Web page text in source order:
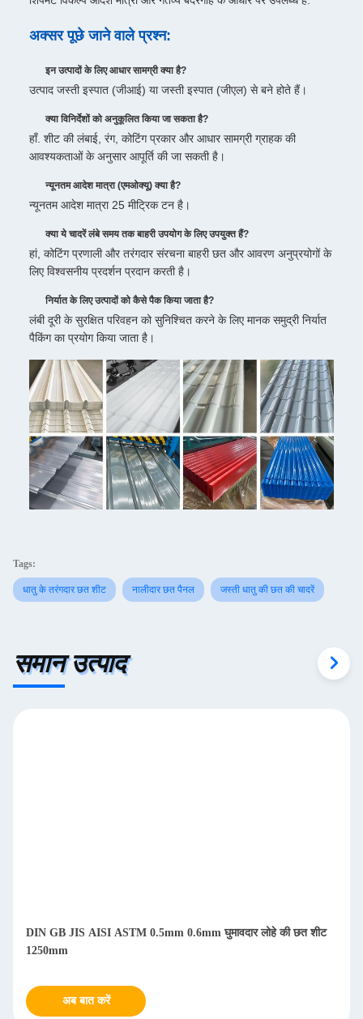
अक्सर पूछे जाने वाले प्रश्न:
इन उत्पादों के लिए आधार सामग्री क्या है?
उत्पाद जस्ती इस्पात (जीआई) या जस्ती इस्पात (जीएल) से बने होते हैं।
क्या विनिर्देशों को अनुकूलित किया जा सकता है?
हाँ. शीट की लंबाई, रंग, कोटिंग प्रकार और आधार सामग्री ग्राहक की
आवश्यकताओं के अनुसार आपूर्ति की जा सकती है।
न्यूनतम आदेश मात्रा (एमओक्यू) क्या है?
न्यूनतम आदेश मात्रा 25 मीट्रिक टन है।
क्या ये चादरें लंबे समय तक बाहरी उपयोग के लिए उपयुक्त हैं?
हां, कोटिंग प्रणाली और तरंगदार संरचना बाहरी छत और आवरण अनुप्रयोगों के
लिए विश्वसनीय प्रदर्शन प्रदान करती है।
निर्यात के लिए उत्पादों को कैसे पैक किया जाता है?
लंबी दूरी के सुरक्षित परिवहन को सुनिश्चित करने के लिए मानक समुद्री निर्यात
पैकिंग का प्रयोग किया जाता है।
Tags:
धातु के तरंगदार छत शीट नालीदार छत पैनल जस्ती धातु की छत की चादरें
समान उत्पाद
DIN GB JIS AISI ASTM 0.5mm 0.6mm घुमावदार लोहे की छत शीट
1250mm
अब बात करें